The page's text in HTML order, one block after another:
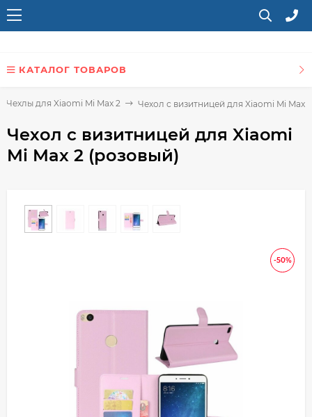
КАТАЛОГ ТОВАРОВ
Чехлы для Xiaomi Mi Max 2 Чехол с визитницей для Xiaomi Mi Max
Чехол с визитницей для Xiaomi
Mi Max 2 (розовый)
-50%